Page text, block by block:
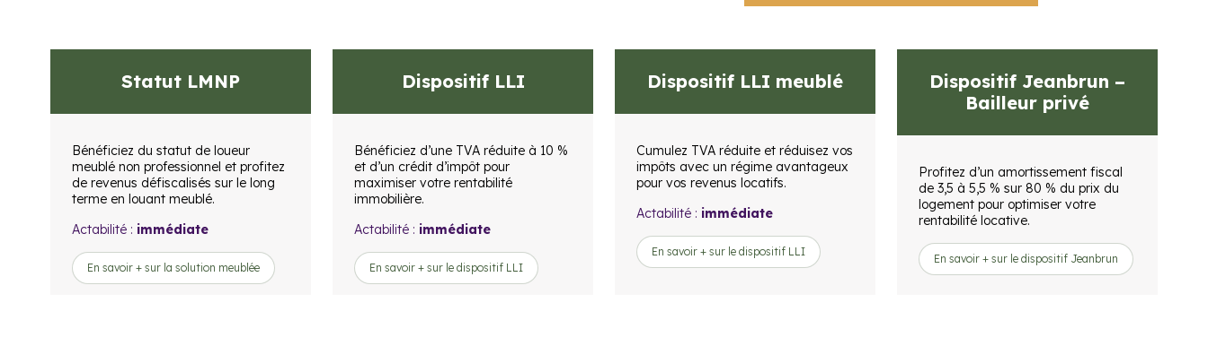
Statut LMNP
Bénéficiez du statut de loueur
meublé non professionnel et profitez
de revenus défiscalisés sur le long
terme en louant meublé.
Actabilité : immédiate
En savoir + sur la solution meublée
Dispositif LLI
Bénéficiez d’une TVA réduite à 10 %
et d’un crédit d’impôt pour
maximiser votre rentabilité
immobilière.
Actabilité : immédiate
En savoir + sur le dispositif LLI
Dispositif LLI meublé
Cumulez TVA réduite et réduisez vos
impôts avec un régime avantageux
pour vos revenus locatifs.
Actabilité : immédiate
En savoir + sur le dispositif LLI
Dispositif Jeanbrun –
Bailleur privé
Profitez d’un amortissement fiscal
de 3,5 à 5,5 % sur 80 % du prix du
logement pour optimiser votre
rentabilité locative.
En savoir + sur le dispositif Jeanbrun